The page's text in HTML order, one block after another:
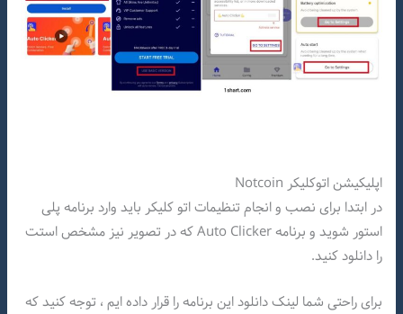
اپلیکیشن اتوکلیکر Notcoin
در ابتدا برای نصب و انجام تنظیمات اتو کلیکر باید وارد برنامه پلی
استور شوید و برنامه Auto Clicker که در تصویر نیز مشخص استت
را دانلود کنید.
برای راحتی شما لینک دانلود این برنامه را قرار داده ایم ، توجه کنید که